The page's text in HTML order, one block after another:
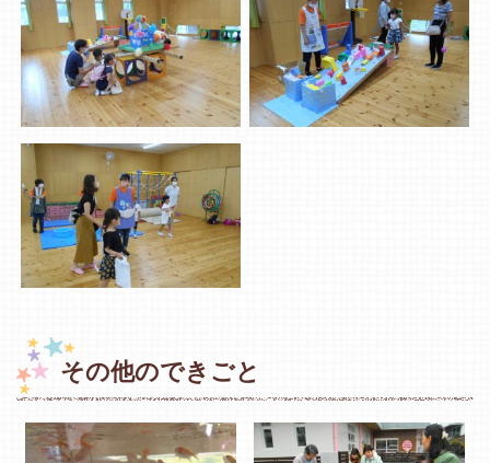
その他のできごと